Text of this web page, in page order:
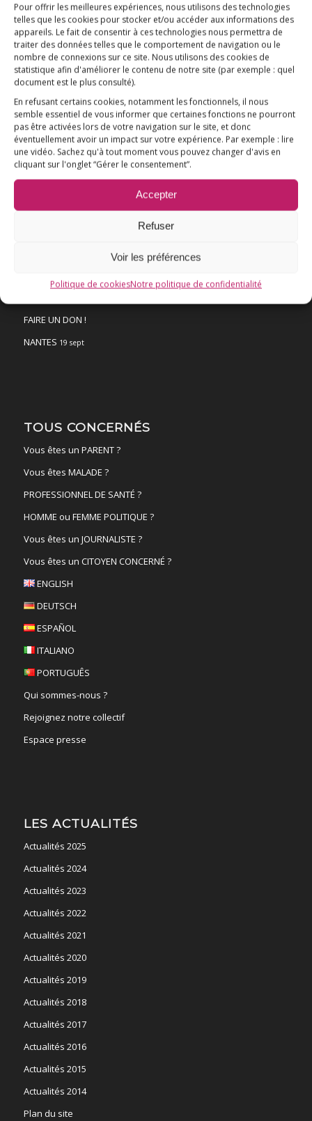
Pour offrir les meilleures expériences, nous utilisons des technologies
telles que les cookies pour stocker et/ou accéder aux informations des
appareils. Le fait de consentir à ces technologies nous permettra de
traiter des données telles que le comportement de navigation ou le
nombre de connexions sur ce site. Nous utilisons des cookies de
statistique afin d'améliorer le contenu de notre site (par exemple : quel
document est le plus consulté).
En refusant certains cookies, notamment les fonctionnels, il nous
semble essentiel de vous informer que certaines fonctions ne pourront
pas être activées lors de votre navigation sur le site, et donc
éventuellement avoir un impact sur votre expérience. Par exemple : lire
une vidéo. Sachez qu'à tout moment vous pouvez changer d'avis en
cliquant sur l'onglet “Gérer le consentement”.
Accepter
Refuser
Voir les préférences
Politique de cookiesNotre politique de confidentialité
L’ESSENTIEL
COMPRENDRE
AGIR
VACCINATION HPV
E3M interpelle le Ministre de la Santé
FAIRE UN DON !
NANTES 19 sept
TOUS CONCERNÉS
Vous êtes un PARENT ?
Vous êtes MALADE ?
PROFESSIONNEL DE SANTÉ ?
HOMME ou FEMME POLITIQUE ?
Vous êtes un JOURNALISTE ?
Vous êtes un CITOYEN CONCERNÉ ?
ENGLISH
DEUTSCH
ESPAÑOL
ITALIANO
PORTUGUÊS
Qui sommes-nous ?
Rejoignez notre collectif
Espace presse
LES ACTUALITÉS
Actualités 2025
Actualités 2024
Actualités 2023
Actualités 2022
Actualités 2021
Actualités 2020
Actualités 2019
Actualités 2018
Actualités 2017
Actualités 2016
Actualités 2015
Actualités 2014
Plan du site